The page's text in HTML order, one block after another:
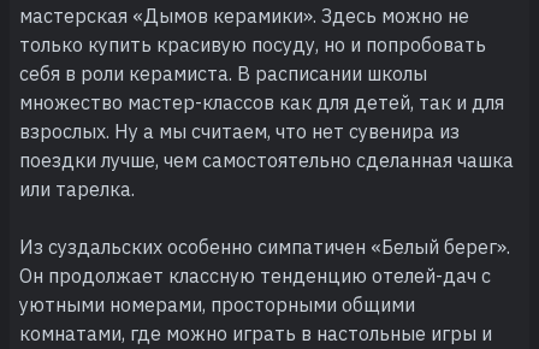
мастерская «Дымов керамики». Здесь можно не
только купить красивую посуду, но и попробовать
себя в роли керамиста. В расписании школы
множество мастер-классов как для детей, так и для
взрослых. Ну а мы считаем, что нет сувенира из
поездки лучше, чем самостоятельно сделанная чашка
или тарелка.
Из суздальских особенно симпатичен «Белый берег».
Он продолжает классную тенденцию отелей-дач с
уютными номерами, просторными общими
комнатами, где можно играть в настольные игры и